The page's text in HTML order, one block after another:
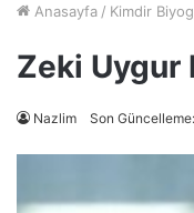
Anasayfa / Kimdir
Zeki Uygur
Nazlim Son